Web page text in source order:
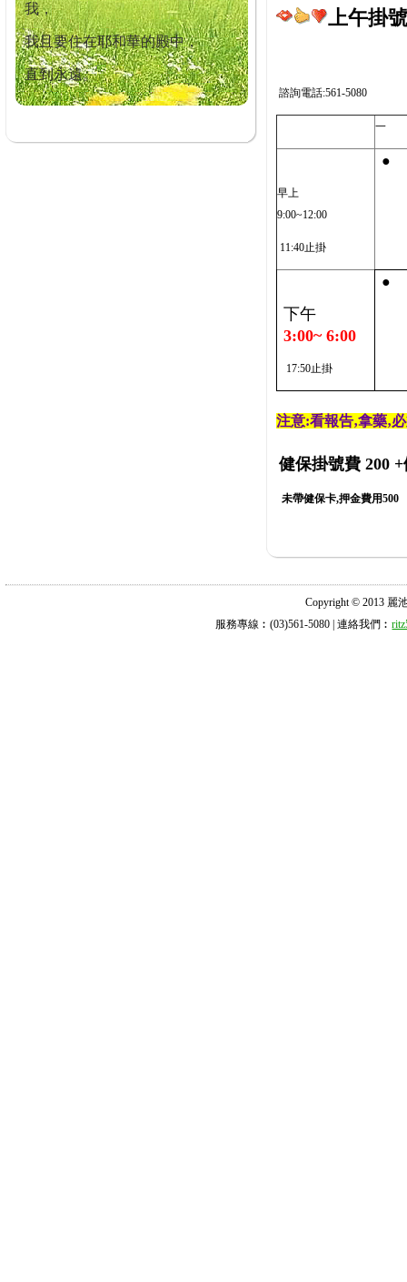
我，
我且要住在耶和華的殿中，
直到永遠。
上午掛
諮詢電話:561-5080
一
早上
9:00~12:00
11:40止掛
●
下午
3:00~ 6:00
17:50止掛
●
注意:看報告‚拿藥‚
健保掛號費 200 +
未帶健保卡,押金費用500
Copyright © 2013 麗
服務專線︰(03)561-5080 | 連絡我們︰